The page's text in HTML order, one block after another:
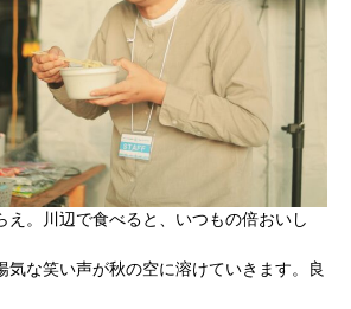
え。川辺で食べると、いつもの倍おいし
気な笑い声が秋の空に溶けていきます。良